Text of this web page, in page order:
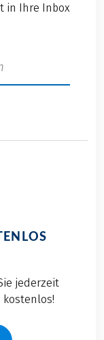
in Ihre Inbox
jederzeit